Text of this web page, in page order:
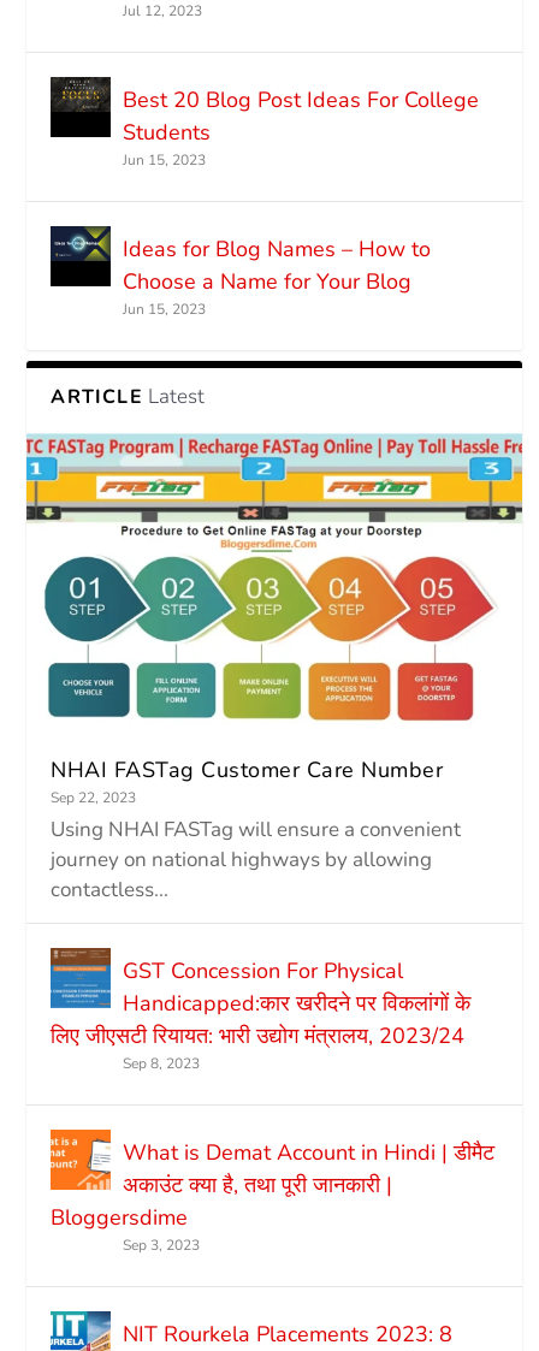
Jul 12, 2023
Best 20 Blog Post Ideas For College
Students
Jun 15, 2023
Ideas for Blog Names – How to
Choose a Name for Your Blog
Jun 15, 2023
ARTICLE Latest
NHAI FASTag Customer Care Number
Sep 22, 2023
Using NHAI FASTag will ensure a convenient
journey on national highways by allowing
contactless...
GST Concession For Physical
Handicapped:कार खरीदने पर विकलांगों के
लिए जीएसटी रियायत: भारी उद्योग मंत्रालय, 2023/24
Sep 8, 2023
What is Demat Account in Hindi | डीमैट
अकाउंट क्या है, तथा पूरी जानकारी |
Bloggersdime
Sep 3, 2023
NIT Rourkela Placements 2023: 8